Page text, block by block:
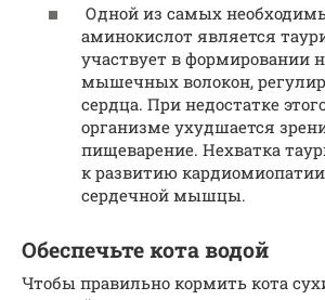
Одной из самых
аминокислот является
участвует в формировании
мышечных волокон,
сердца. При недостатке
организме ухудшается
пищеварение. Нехватка
к развитию
сердечной мышцы.
Обеспечьте кота водой
Чтобы правильно кормить кота